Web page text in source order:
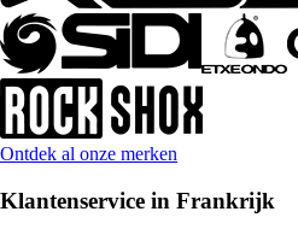
Ontdek al onze merken
Klantenservice in Frankrijk